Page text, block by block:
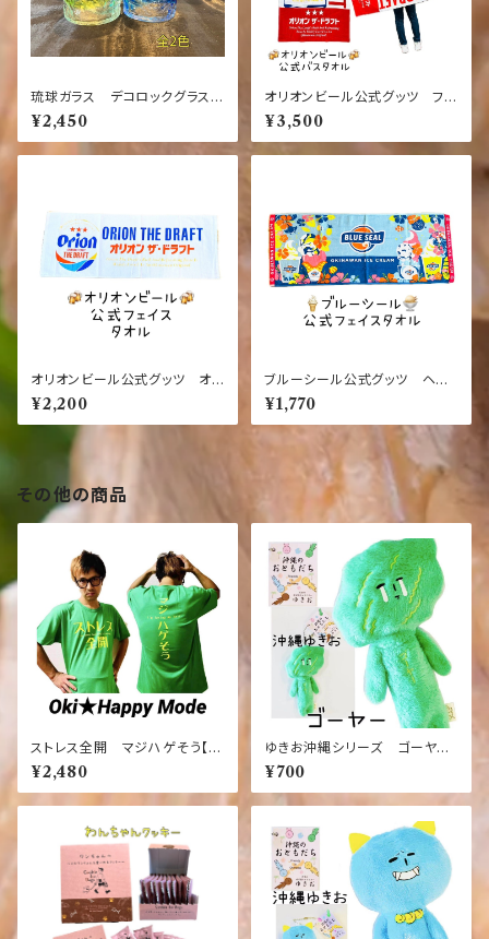
琉球ガラス デコロックグラス
全2色【沖縄】【ガラス】【グラス】
【お土産】【インテリア】【お酒】
【ギフト】【ブルー】【グリーン】
¥2,450
オリオンビール公式グッツ フル
カラーバスタオル カートンデザ
イン【沖縄】【お土産】【バスタオ
ル】【ビーチタオル】【定番】【オリ
¥3,500
オリオンビール公式グッツ オリ
オンドラフト缶デザイン スポー
ツタオル【沖縄】【お土産】【タオ
ル】【スポーツタオル】【定番】
¥2,200
ブルーシール公式グッツ ヘム
ジャガードフェイスタオル【沖縄
土産】【タオル】【大人気】【定番】
【沖縄】【お土産】【アイス】
¥1,770
その他の商品
ストレス全開 マジハゲそう【お
もしろ】【ふざけ】【Tシャツ】【緑】
【ネタ】【ストレス】【ハゲ】
¥2,480
ゆきお沖縄シリーズ ゴーヤー
【お土産】【限定】【ご当地】【マス
コット】【ゆるかわ】【大好評】【コ
レクション】
¥700